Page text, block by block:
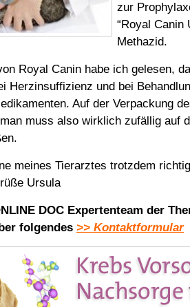
zur
“Royal Canin
Methazid.
Royal Canin habe ich gelesen,
Herzinsuffizienz und bei
Auf der Verpackung
muss also wirklich zufällig auf
meines Tierarztes trotzdem
Ursula
DOC Expertenteam der
folgendes >> Kontaktformular